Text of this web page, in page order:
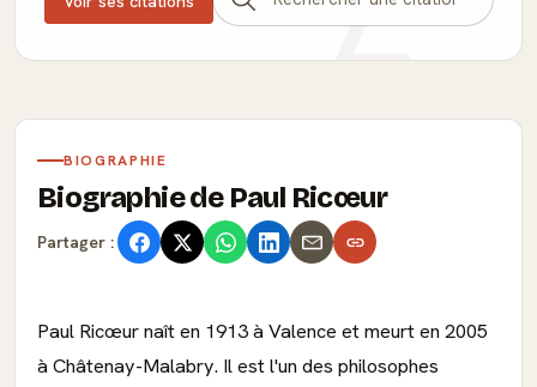
BIOGRAPHIE
Biographie de Paul Ricœur
Partager :
Paul Ricœur naît en 1913 à Valence et meurt en 2005
à Châtenay-Malabry. Il est l'un des philosophes